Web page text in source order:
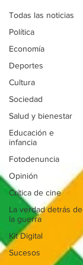
Todas las noticias
Política
Economía
Deportes
Cultura
Sociedad
Salud y bienestar
Educación e
infancia
Fotodenuncia
Opinión
Crítica de cine
La verdad detrás de
la guerra
Kit Digital
Sucesos